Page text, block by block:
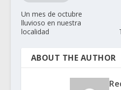
Un mes de octubre
lluvioso en nuestra
localidad
ABOUT THE AUTHOR